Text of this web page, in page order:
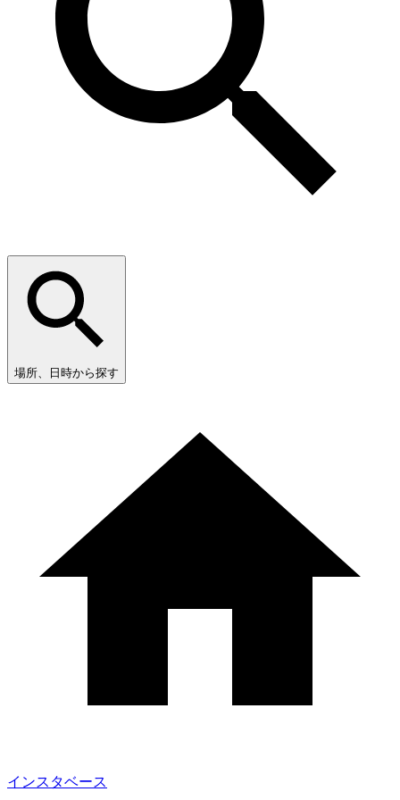
場所、日時から探す
インスタベース